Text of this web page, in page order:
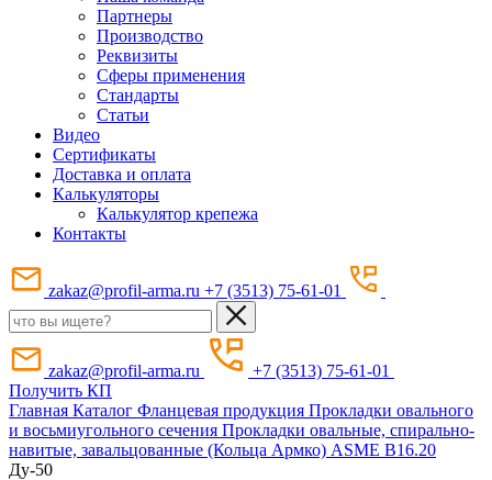
Партнеры
Производство
Реквизиты
Сферы применения
Стандарты
Статьи
Видео
Сертификаты
Доставка и оплата
Калькуляторы
Калькулятор крепежа
Контакты
zakaz@profil-arma.ru +7 (3513) 75-61-01
zakaz@profil-arma.ru
+7 (3513) 75-61-01
Получить КП
Главная Каталог Фланцевая продукция Прокладки овального
и восьмиугольного сечения Прокладки овальные, спирально-
навитые, завальцованные (Кольца Армко) ASME B16.20
Ду-50